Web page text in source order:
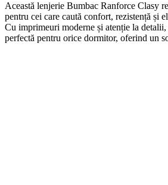
Această lenjerie Bumbac Ranforce Clasy
pentru cei care caută confort, rezistență și
Cu imprimeuri moderne și atenție la detalii,
perfectă pentru orice dormitor, oferind un